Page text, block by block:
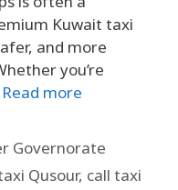
Kuwait taxi
and more
you’re
Read more
Governorate
Qusour, call taxi